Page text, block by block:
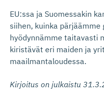
EU:ssa ja Suomessakin
siihen, kuinka pärjäämme
hyödynnämme taitavasti
kiristävät eri maiden ja
maailmantaloudessa.
Kirjoitus on julkaistu